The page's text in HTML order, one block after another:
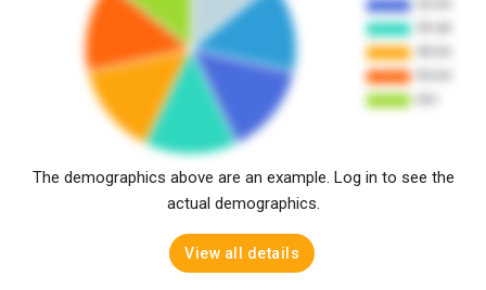
The demographics above are an example. Log in to see the
actual demographics.
View all details